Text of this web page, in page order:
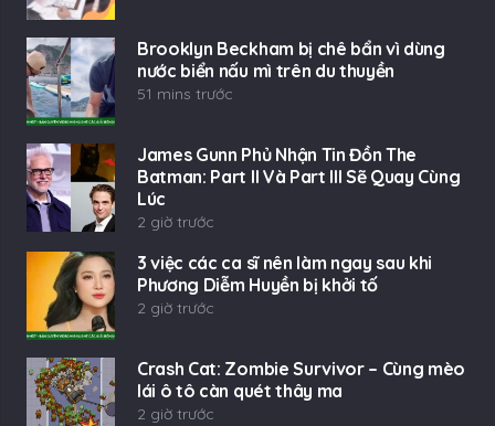
Brooklyn Beckham bị chê bẩn vì dùng
nước biển nấu mì trên du thuyền
51 mins trước
James Gunn Phủ Nhận Tin Đồn The
Batman: Part II Và Part III Sẽ Quay Cùng
Lúc
2 giờ trước
3 việc các ca sĩ nên làm ngay sau khi
Phương Diễm Huyền bị khởi tố
2 giờ trước
Crash Cat: Zombie Survivor – Cùng mèo
lái ô tô càn quét thây ma
2 giờ trước